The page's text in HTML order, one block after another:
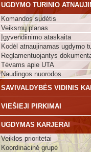
UGDYMO TURINIO
Komandos sudėtis
Veiksmų planas
Įgyvendiinimo ataskaita
Kodėl atnaujinamas ugdymo
Reglamentuojantys
Tėvams apie UTA
Naudingos nuorodos
SAVIVALDYBĖS VIDINIS
VIEŠIEJI PIRKIMAI
UGDYMAS KARJERAI
Veiklos prioritetai
Koordinacinė grupė